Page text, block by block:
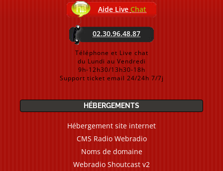
Aide Live Chat
02.30.96.48.87
Téléphone et Live chat
du Lundi au Vendredi
9h-12h30/13h30-18h
Support ticket email 24/24h 7/7j
HÉBERGEMENTS
Hébergement site internet
CMS Radio Webradio
Noms de domaine
Webradio Shoutcast v2